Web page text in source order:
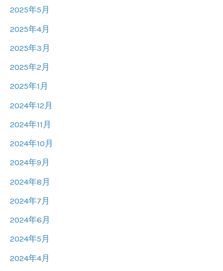
2025年5月
2025年4月
2025年3月
2025年2月
2025年1月
2024年12月
2024年11月
2024年10月
2024年9月
2024年8月
2024年7月
2024年6月
2024年5月
2024年4月